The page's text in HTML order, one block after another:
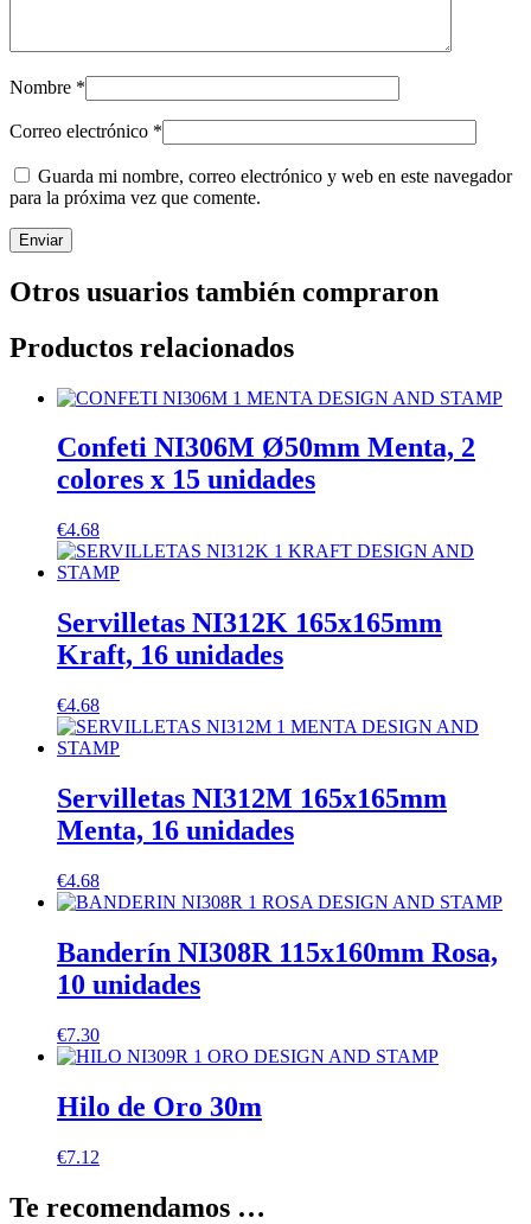
Nombre *
Correo electrónico *
Guarda mi nombre, correo electrónico y web en este navegador
para la próxima vez que comente.
Otros usuarios también compraron
Productos relacionados
Confeti NI306M Ø50mm Menta, 2
colores x 15 unidades
€4.68
Servilletas NI312K 165x165mm
Kraft, 16 unidades
€4.68
Servilletas NI312M 165x165mm
Menta, 16 unidades
€4.68
Banderín NI308R 115x160mm Rosa,
10 unidades
€7.30
Hilo de Oro 30m
€7.12
Te recomendamos …